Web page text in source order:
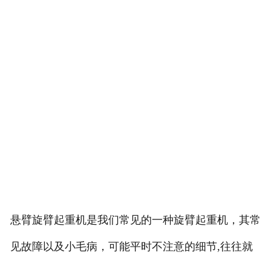
悬臂旋臂起重机是我们常见的一种旋臂起重机，其常
见故障以及小毛病，可能平时不注意的细节,往往就